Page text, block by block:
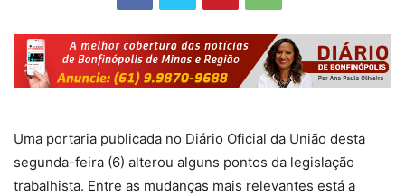
Uma portaria publicada no Diário Oficial da União desta
segunda-feira (6) alterou alguns pontos da legislação
trabalhista. Entre as mudanças mais relevantes está a